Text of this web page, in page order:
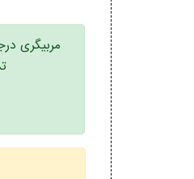
مربیگری